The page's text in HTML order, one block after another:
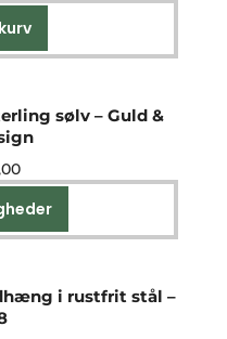
sølv – Guld &
vare
varianter.
i rustfrit stål –